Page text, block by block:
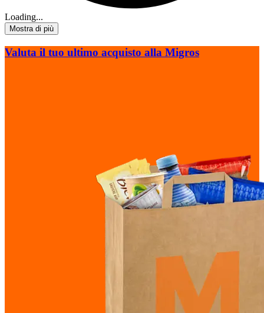
Loading...
Mostra di più
Valuta il tuo ultimo acquisto alla Migros